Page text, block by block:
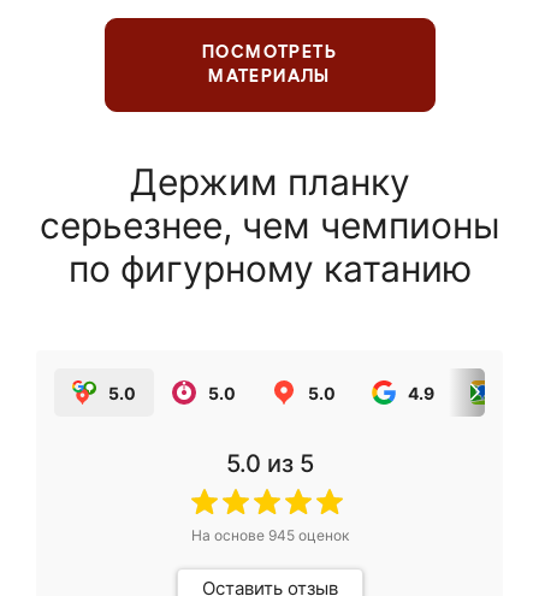
ПОСМОТРЕТЬ
МАТЕРИАЛЫ
Держим планку
серьезнее, чем чемпионы
по фигурному катанию
5.0 5.0 5.0 4.9
5.0 из 5
На основе 945оценок
Оставить отзыв